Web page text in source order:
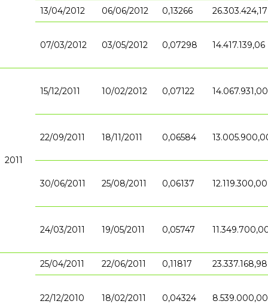
13/04/2012 06/06/2012 0,13266 26.303.424,17
07/03/2012 03/05/2012 0,07298 14.417.139,06
2011
15/12/2011 10/02/2012 0,07122 14.067.931,00
22/09/2011 18/11/2011 0,06584
30/06/2011 25/08/2011 0,06137 12.119.300,00
24/03/2011 19/05/2011 0,05747
25/04/2011 22/06/2011 0,11817 23.337.168,98
22/12/2010 18/02/2011 0,04324 8.539.000,00